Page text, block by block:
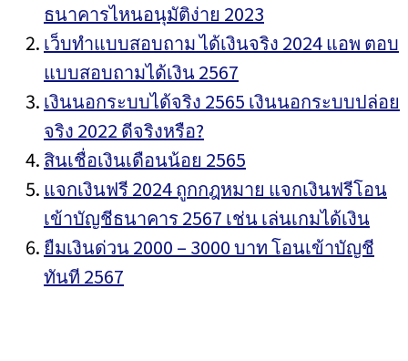
ธนาคารไหนอนุมัติง่าย 2023
เว็บทำแบบสอบถาม ได้เงินจริง 2024 แอพ ตอบ
แบบสอบถามได้เงิน 2567
เงินนอกระบบได้จริง 2565 เงินนอกระบบปล่อย
จริง 2022 ดีจริงหรือ?
สินเชื่อเงินเดือนน้อย 2565
แจกเงินฟรี 2024 ถูกกฎหมาย แจกเงินฟรีโอน
เข้าบัญชีธนาคาร 2567 เช่น เล่นเกมได้เงิน
ยืมเงินด่วน 2000 – 3000 บาท โอนเข้าบัญชี
ทันที 2567